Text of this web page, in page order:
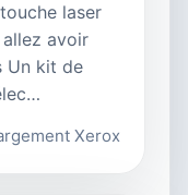
laser
allez avoir
Un kit de
Xerox